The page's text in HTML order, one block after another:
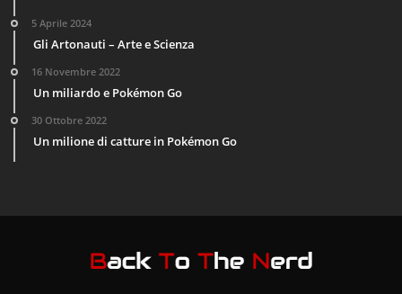
5 Aprile 2024
Gli Artonauti – Arte e Scienza
16 Novembre 2022
Un miliardo e Pokémon Go
30 Ottobre 2022
Un milione di catture in Pokémon Go